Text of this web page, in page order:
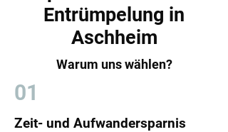
Entrümpelung in
Aschheim
Warum uns wählen?
01
Zeit- und Aufwandersparnis